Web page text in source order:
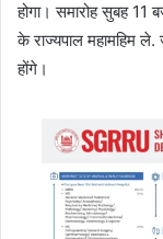
होगा। समारोह सुबह 11
के राज्यपाल महामहिम
होंगे।